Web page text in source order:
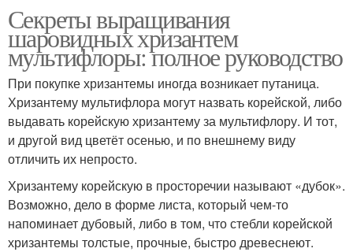
Секреты выращивания
шаровидных хризантем
мультифлоры: полное руководство
При покупке хризантемы иногда возникает путаница.
Хризантему мультифлора могут назвать корейской, либо
выдавать корейскую хризантему за мультифлору. И тот,
и другой вид цветёт осенью, и по внешнему виду
отличить их непросто.
Хризантему корейскую в просторечии называют «дубок».
Возможно, дело в форме листа, который чем-то
напоминает дубовый, либо в том, что стебли корейской
хризантемы толстые, прочные, быстро древеснеют.